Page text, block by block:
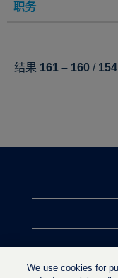
职务
结果 161 – 160 / 154
We use cookies for